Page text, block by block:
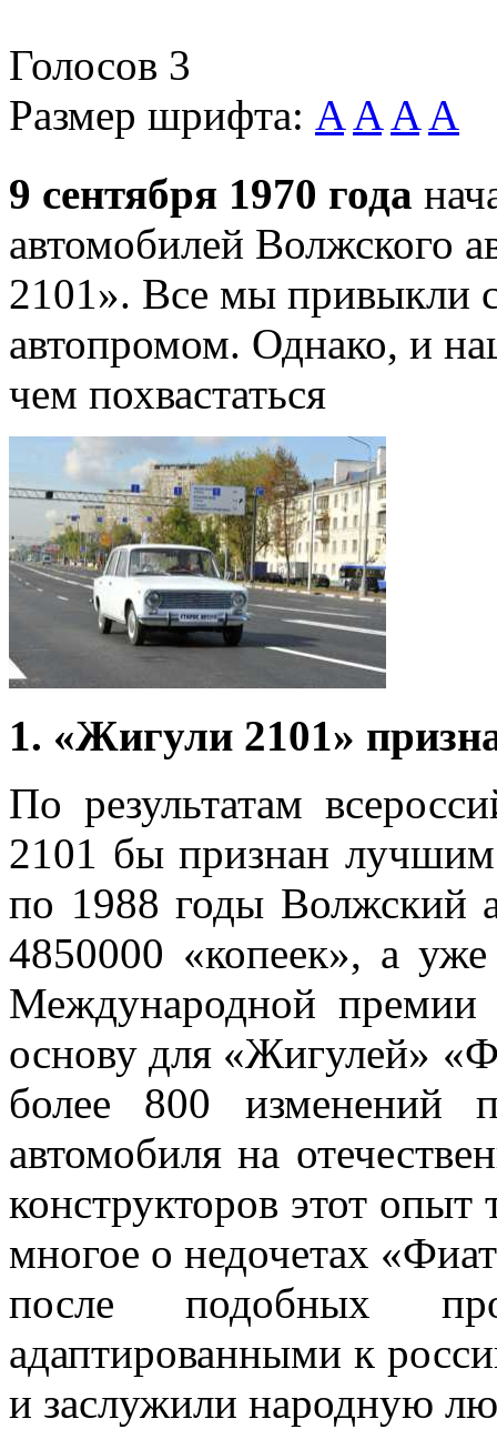
Голосов 3
Размер шрифта: A A A A
9 сентября 1970 года
автомобилей Волжского
2101». Все мы привыкли
автопромом. Однако, и
чем похвастаться
1. «Жигули 2101»
По результатам
2101 бы признан
по 1988 годы Волжский
4850000 «копеек», а
Международной премии
основу для «Жигулей»
более 800 изменений
автомобиля на
конструкторов этот
многое о недочетах
после подобных
адаптированными к
и заслужили народную